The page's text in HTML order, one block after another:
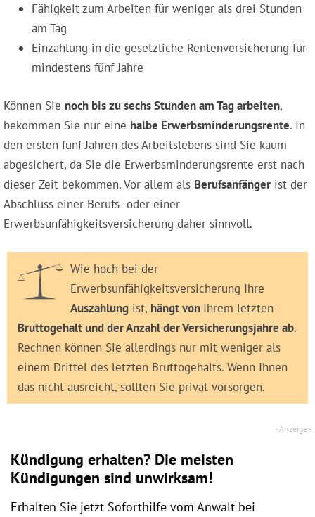
Fähigkeit zum Arbeiten für weniger als drei Stunden
am Tag
Einzahlung in die gesetzliche Rentenversicherung für
mindestens fünf Jahre
Können Sie noch bis zu sechs Stunden am Tag arbeiten,
bekommen Sie nur eine halbe Erwerbsminderungsrente. In
den ersten fünf Jahren des Arbeitslebens sind Sie kaum
abgesichert, da Sie die Erwerbsminderungsrente erst nach
dieser Zeit bekommen. Vor allem als Berufsanfänger ist der
Abschluss einer Berufs- oder einer
Erwerbsunfähigkeitsversicherung daher sinnvoll.
Wie hoch bei der
Erwerbsunfähigkeitsversicherung Ihre
Auszahlung ist, hängt von Ihrem letzten
Bruttogehalt und der Anzahl der Versicherungsjahre ab.
Rechnen können Sie allerdings nur mit weniger als
einem Drittel des letzten Bruttogehalts. Wenn Ihnen
das nicht ausreicht, sollten Sie privat vorsorgen.
Kündigung erhalten? Die meisten
Kündigungen sind unwirksam!
Erhalten Sie jetzt Soforthilfe vom Anwalt bei